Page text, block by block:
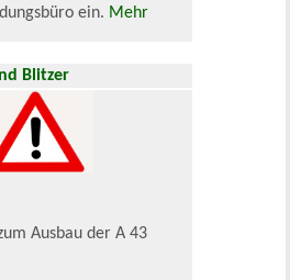
ein. Mehr
Blitzer
Ausbau der A 43